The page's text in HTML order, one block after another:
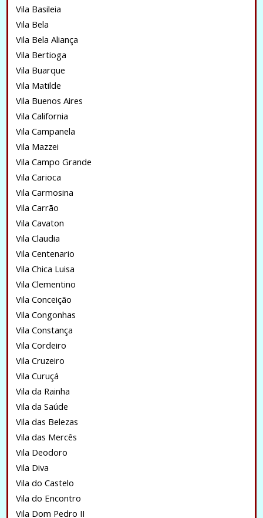
Vila Basileia
Vila Bela
Vila Bela Aliança
Vila Bertioga
Vila Buarque
Vila Matilde
Vila Buenos Aires
Vila California
Vila Campanela
Vila Mazzei
Vila Campo Grande
Vila Carioca
Vila Carmosina
Vila Carrão
Vila Cavaton
Vila Claudia
Vila Centenario
Vila Chica Luisa
Vila Clementino
Vila Conceição
Vila Congonhas
Vila Constança
Vila Cordeiro
Vila Cruzeiro
Vila Curuçá
Vila da Rainha
Vila da Saúde
Vila das Belezas
Vila das Mercês
Vila Deodoro
Vila Diva
Vila do Castelo
Vila do Encontro
Vila Dom Pedro II